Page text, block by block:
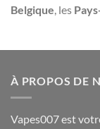
Belgique, les
À PROPOS DE
Vapes007 est